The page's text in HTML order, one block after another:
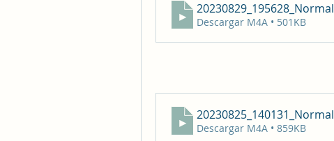
20230829_195628_Normal
Descargar M4A • 501KB
20230825_140131_Normal
Descargar M4A • 859KB